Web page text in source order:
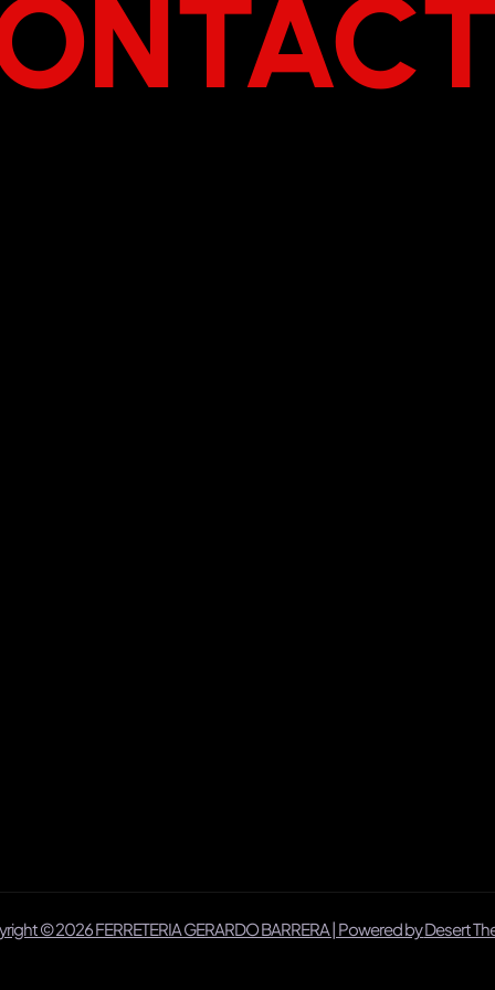
© 2026 FERRETERIA GERARDO BARRERA | Powered byDesert